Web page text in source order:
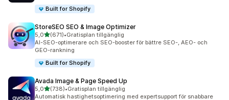
Built for Shopify
StoreSEO SEO & Image Optimizer
5,0av 5 stjärnor
(671)
671 recensioner totalt
•Gratisplan tillgänglig
AI-SEO-optimerare och SEO-booster för bättre SEO-, AEO- och
GEO-rankning
Built for Shopify
Avada Image & Page Speed Up
5,0av 5 stjärnor
(738)
738 recensioner totalt
•Gratisplan tillgänglig
Automatisk hastighetsoptimering med expertsupport för snabbare